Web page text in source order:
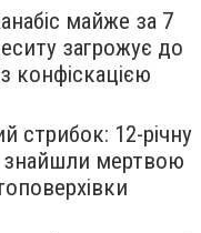
майже за 7
загрожує до
конфіскацією
стрибок: 12-річну
знайшли мертвою